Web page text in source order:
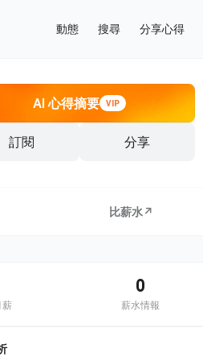
動態 搜尋 分享心得
AI 心得摘要 VIP
訂閱 分享
比薪水↗
薪
0
薪水情報